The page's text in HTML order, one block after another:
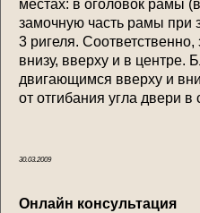
местах: в оголовок рамы
замочную часть рамы при
3 ригеля.
внизу, вверху и в центре.
двигающимся вверху и
от отгибания угла двери в
30.03.2009
Онлайн консультация